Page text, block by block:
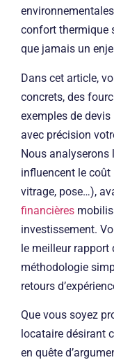
confort thermique
que jamais un
Dans cet article,
concrets, des
exemples de
avec précision
Nous analyserons
influencent le
vitrage, pose…),
financières
investissement.
le meilleur rapport
méthodologie
retours
Que vous soyez
locataire désirant
en quête